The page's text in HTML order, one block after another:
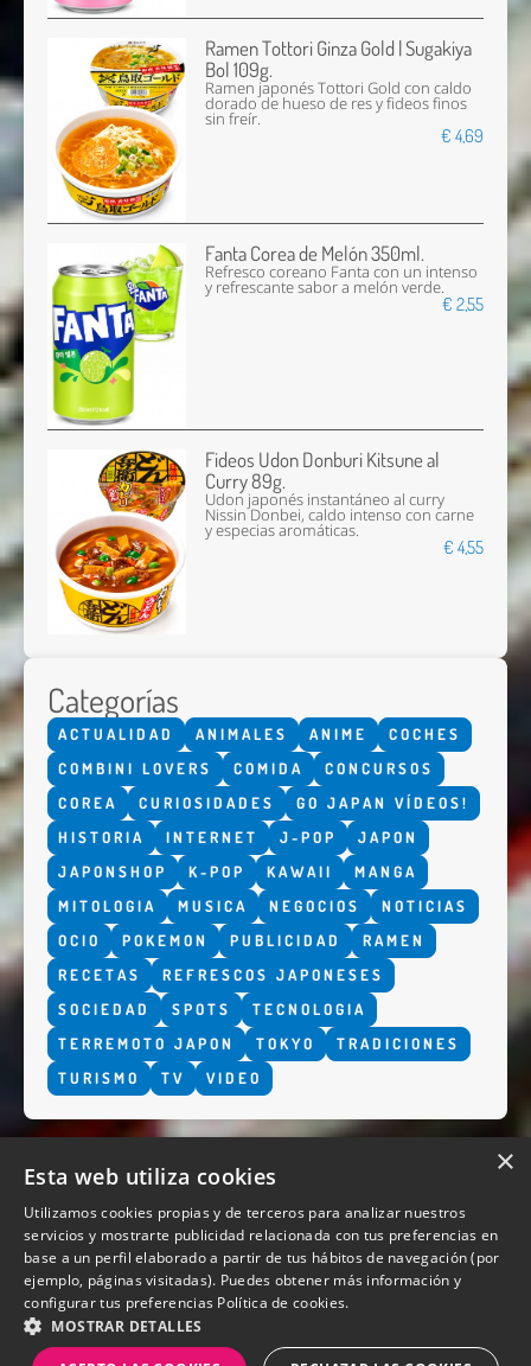
Ramen Tottori Ginza Gold | Sugakiya
Bol 109g.
Ramen japonés Tottori Gold con caldo
dorado de hueso de res y fideos finos
sin freír.
€ 4,69
Fanta Corea de Melón 350ml.
Refresco coreano Fanta con un intenso
y refrescante sabor a melón verde.
€ 2,55
Fideos Udon Donburi Kitsune al
Curry 89g.
Udon japonés instantáneo al curry
Nissin Donbei, caldo intenso con carne
y especias aromáticas.
€ 4,55
Categorías
ACTUALIDAD ANIMALES ANIME
COCHES
COMBINI LOVERS
COMIDA
CONCURSOS
COREA
CURIOSIDADES
GO JAPAN VÍDEOS!
HISTORIA
INTERNET J-POP
JAPON
JAPONSHOP
K-POP KAWAII
MANGA
MITOLOGIA
MUSICA NEGOCIOS
NOTICIAS
OCIO
POKEMON PUBLICIDAD
RAMEN
RECETAS
REFRESCOS JAPONESES
SOCIEDAD
SPOTS
TECNOLOGIA
TERREMOTO JAPON
TOKYO
TRADICIONES
TURISMO
TV VIDEO
QUIENES SOMOS
×
Esta web utiliza cookies
Utilizamos cookies propias y de terceros para analizar nuestros
servicios y mostrarte publicidad relacionada con tus preferencias en
base a un perfil elaborado a partir de tus hábitos de navegación (por
ejemplo, páginas visitadas). Puedes obtener más información y
configurar tus preferencias Política de cookies.
MOSTRAR DETALLES